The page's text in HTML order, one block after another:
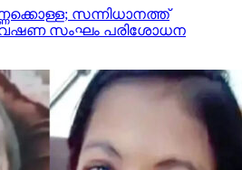
സന്നിധാനത്ത്
സംഘം പരിശോധന